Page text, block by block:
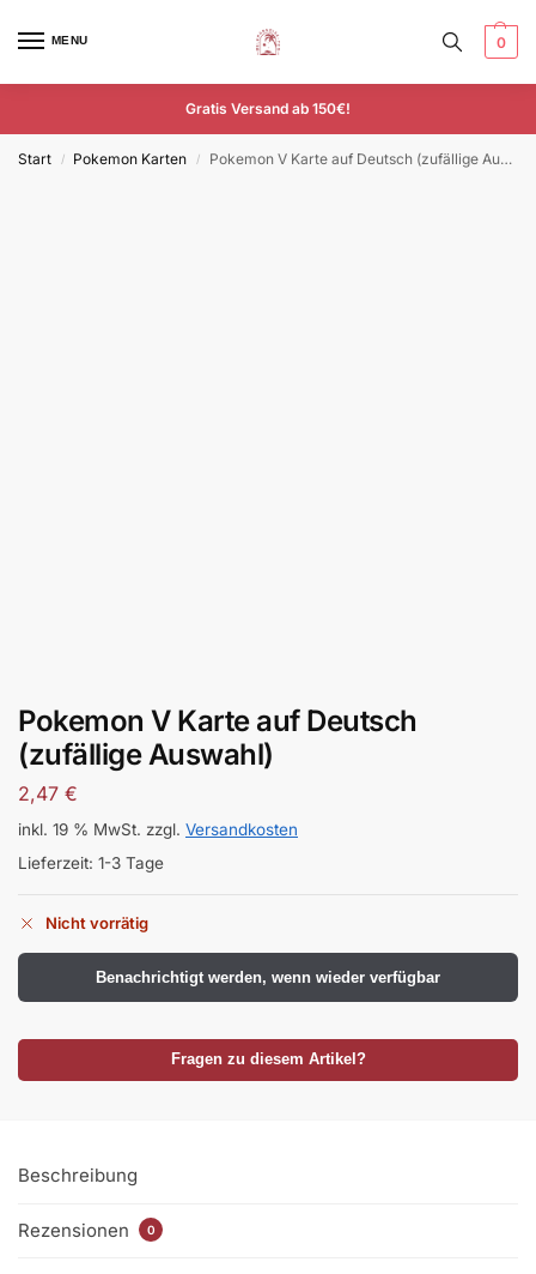
MENU 0
Gratis Versand ab 150€!
Start / Pokemon Karten / Pokemon V Karte auf Deutsch (zufällige Auswahl)
Pokemon V Karte auf Deutsch
(zufällige Auswahl)
2,47 €
inkl. 19 % MwSt. zzgl. Versandkosten
Lieferzeit: 1-3 Tage
Nicht vorrätig
Benachrichtigt werden, wenn wieder verfügbar
Fragen zu diesem Artikel?
Beschreibung
Rezensionen 0